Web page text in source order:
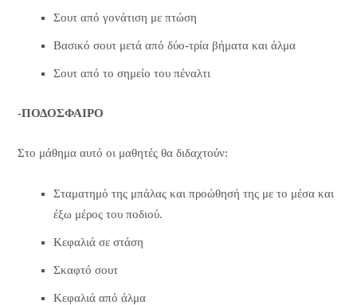
Σουτ από γονάτιση με πτώση
Βασικό σουτ μετά από δύο-τρία βήματα και άλμα
Σουτ από το σημείο του πέναλτι
-ΠΟΔΟΣΦΑΙΡΟ
Στο μάθημα αυτό οι μαθητές θα διδαχτούν:
Σταματημό της μπάλας και προώθησή της με το μέσα και
έξω μέρος του ποδιού.
Κεφαλιά σε στάση
Σκαφτό σουτ
Κεφαλιά από άλμα